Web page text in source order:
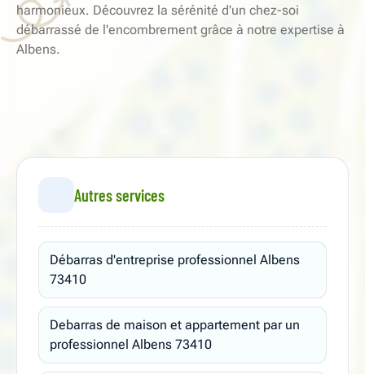
harmonieux. Découvrez la sérénité d'un chez-soi
débarrassé de l'encombrement grâce à notre expertise à
Albens.
Autres services
Débarras d'entreprise professionnel Albens
73410
Debarras de maison et appartement par un
professionnel Albens 73410